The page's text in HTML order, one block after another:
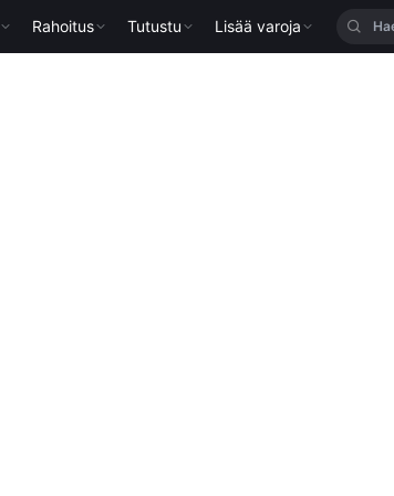
Rahoitus Tutustu Lisää varoja